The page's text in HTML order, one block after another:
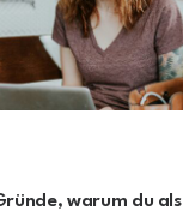
warum du als